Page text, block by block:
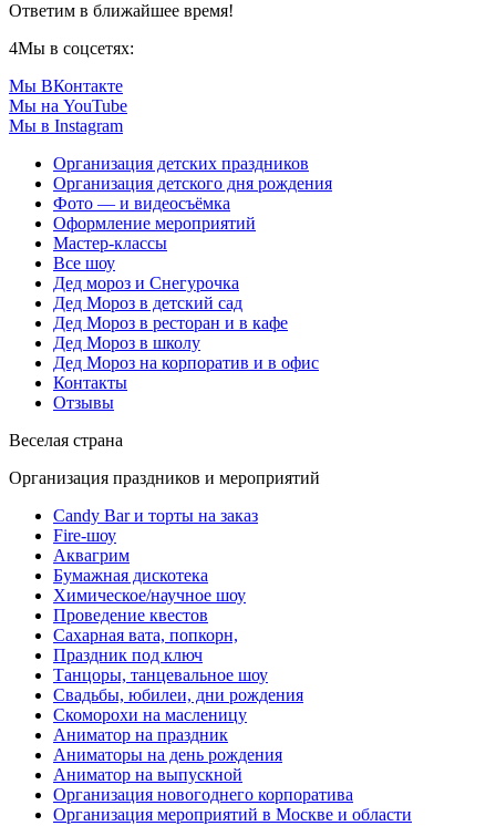
Ответим в ближайшее время!
4Мы в соцсетях:
Мы ВКонтакте
Мы на YouTube
Мы в Instagram
Организация детских праздников
Организация детского дня рождения
Фото — и видеосъёмка
Оформление мероприятий
Мастер-классы
Все шоу
Дед мороз и Снегурочка
Дед Мороз в детский сад
Дед Мороз в ресторан и в кафе
Дед Мороз в школу
Дед Мороз на корпоратив и в офис
Контакты
Отзывы
Веселая страна
Организация праздников и мероприятий
Candy Bar и торты на заказ
Fire-шоу
Аквагрим
Бумажная дискотека
Химическое/научное шоу
Проведение квестов
Сахарная вата, попкорн,
Праздник под ключ
Танцоры, танцевальное шоу
Свадьбы, юбилеи, дни рождения
Скоморохи на масленицу
Аниматор на праздник
Аниматоры на день рождения
Аниматор на выпускной
Организация новогоднего корпоратива
Организация мероприятий в Москве и области